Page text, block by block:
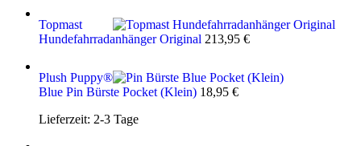
Topmast
Hundefahrradanhänger Original 213,95 €
Plush Puppy®
Blue Pin Bürste Pocket (Klein) 18,95 €
Lieferzeit: 2-3 Tage